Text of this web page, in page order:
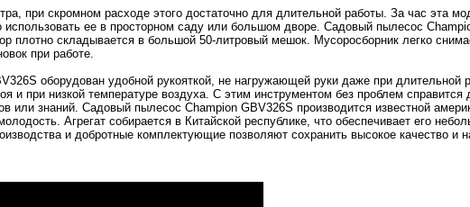
при скромном расходе этого достаточно для длительной работы. За час эта
ее в просторном саду или большом дворе. Садовый пылесос
плотно складывается в большой 50-литровый мешок. Мусоросборник легко
при работе.
оборудован удобной рукояткой, не нагружающей руки даже при длительной
и при низкой температуре воздуха. С этим инструментом без проблем
или знаний. Садовый пылесос Champion GBV326S производится известной
Агрегат собирается в Китайской республике, что обеспечивает его
и добротные комплектующие позволяют сохранить высокое качество и